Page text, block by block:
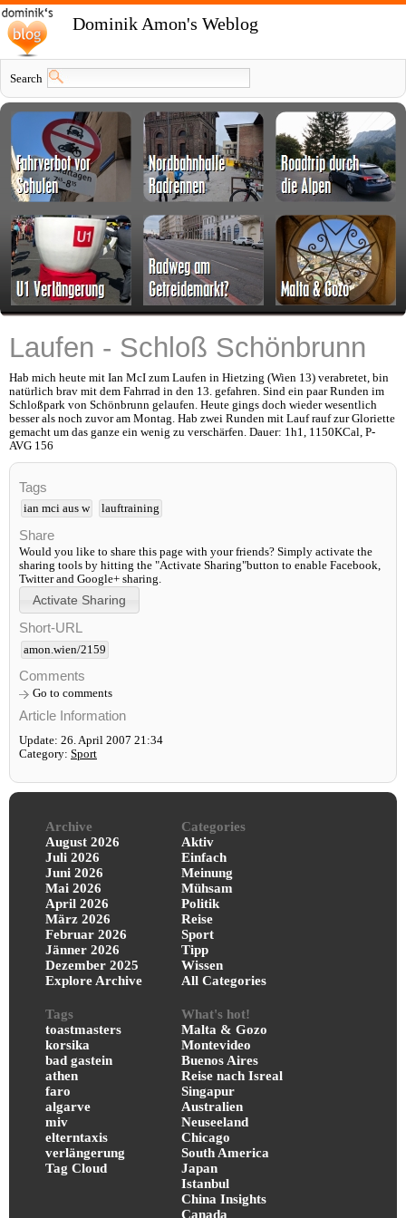
Dominik Amon's Weblog
Search
Laufen - Schloß Schönbrunn
Hab mich heute mit Ian McI zum Laufen in Hietzing (Wien 13) verabretet, bin
natürlich brav mit dem Fahrrad in den 13. gefahren. Sind ein paar Runden im
Schloßpark von Schönbrunn gelaufen. Heute gings doch wieder wesentlich
besser als noch zuvor am Montag. Hab zwei Runden mit Lauf rauf zur Gloriette
gemacht um das ganze ein wenig zu verschärfen. Dauer: 1h1, 1150KCal, P-
AVG 156
Tags
ian mci aus w lauftraining
Share
Would you like to share this page with your friends? Simply activate the
sharing tools by hitting the "Activate Sharing"button to enable Facebook,
Twitter and Google+ sharing.
Short-URL
amon.wien/2159
Comments
Go to comments
Article Information
Update: 26. April 2007 21:34
Category: Sport
Archive
August 2026
Juli 2026
Juni 2026
Mai 2026
April 2026
März 2026
Februar 2026
Jänner 2026
Dezember 2025
Explore Archive
Categories
Aktiv
Einfach
Meinung
Mühsam
Politik
Reise
Sport
Tipp
Wissen
All Categories
Tags
toastmasters
korsika
bad gastein
athen
faro
algarve
miv
elterntaxis
verlängerung
Tag Cloud
What's hot!
Malta & Gozo
Montevideo
Buenos Aires
Reise nach Isreal
Singapur
Australien
Neuseeland
Chicago
South America
Japan
Istanbul
China Insights
Canada